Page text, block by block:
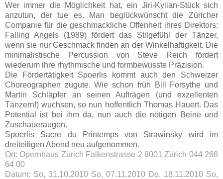
Wer immer die Möglichkeit hat, ein Jiri-Kylian-Stück sich
anzutun, der tue es. Man beglückwünscht die Züricher
Companie für die geschmackliche Offenheit ihres Direktors:
Falling Angels (1989) fördert das Stilgefühl der Tänzer,
wenn sie nur Geschmack finden an der Winkelhaftigkeit. Die
minimalistische Percussion von Steve Reich fördert
wiederum ihre rhythmische und formbewusste Präzision.
Die Fördertätigkeit Spoerlis kommt auch den Schweizer
Choreographen zugute. Wie schon früh Bill Forsythe und
Martin Schläpfer an seinen Aufträgen (und exzellenten
Tänzern!) wuchsen, so nun hoffentlich Thomas Hauert. Das
Potential ist bei ihm da, nun auch die nötigen Beine und
Zuschaueraugen.
Spoerlis Sacre du Printemps von Strawinsky wird im
dreiteiligen Abend neu aufgenommen.
Ort: Opernhaus Zürich Falkenstrasse 2 8001 Zürich 044 268
64 00
Datum: So, 31.10.2010 So, 07.11.2010 Do, 18.11.2010 So,